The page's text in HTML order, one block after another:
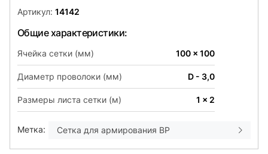
Артикул: 14142
Общие характеристики:
Ячейка сетки (мм) 100 x 100
Диаметр проволоки (мм) D - 3,0
Размеры листа сетки (м) 1 x 2
Метка: Сетка для армирования ВР